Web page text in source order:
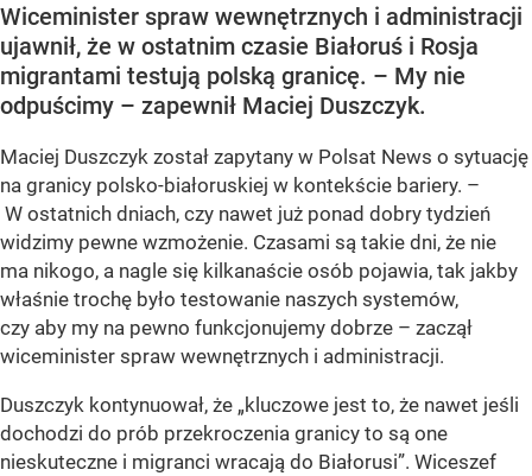
Wiceminister spraw wewnętrznych i administracji
ujawnił, że w ostatnim czasie Białoruś i Rosja
migrantami testują polską granicę. – My nie
odpuścimy – zapewnił Maciej Duszczyk.
Maciej Duszczyk został zapytany w Polsat News o sytuację
na granicy polsko-białoruskiej w kontekście bariery. –
W ostatnich dniach, czy nawet już ponad dobry tydzień
widzimy pewne wzmożenie. Czasami są takie dni, że nie
ma nikogo, a nagle się kilkanaście osób pojawia, tak jakby
właśnie trochę było testowanie naszych systemów,
czy aby my na pewno funkcjonujemy dobrze – zaczął
wiceminister spraw wewnętrznych i administracji.
Duszczyk kontynuował, że „kluczowe jest to, że nawet jeśli
dochodzi do prób przekroczenia granicy to są one
nieskuteczne i migranci wracają do Białorusi”. Wiceszef